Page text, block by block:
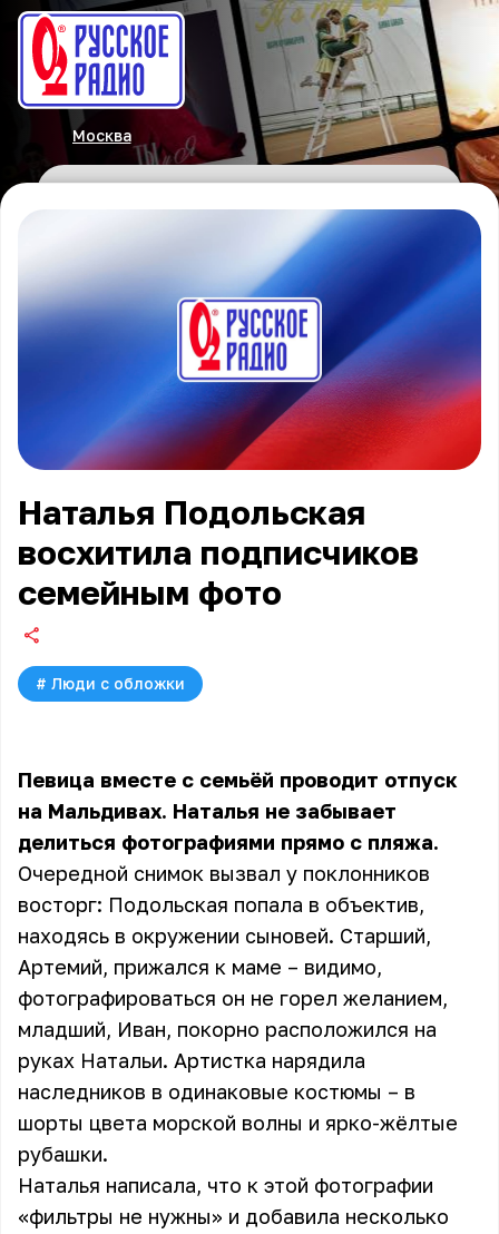
Москва
Наталья Подольская
восхитила подписчиков
семейным фото
# Люди с обложки
Певица вместе с семьёй проводит отпуск
на Мальдивах. Наталья не забывает
делиться фотографиями прямо с пляжа.
Очередной снимок вызвал у поклонников
восторг: Подольская попала в объектив,
находясь в окружении сыновей. Старший,
Артемий, прижался к маме – видимо,
фотографироваться он не горел желанием,
младший, Иван, покорно расположился на
руках Натальи. Артистка нарядила
наследников в одинаковые костюмы – в
шорты цвета морской волны и ярко-жёлтые
рубашки.
Наталья написала, что к этой фотографии
«фильтры не нужны» и добавила несколько